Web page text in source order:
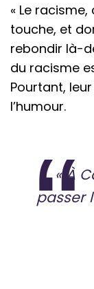
« Le
touche, et
rebondir là-
du racisme
Pourtant,
l’humour.
« À
passer